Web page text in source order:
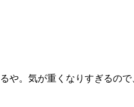
。気が重くなりすぎるの